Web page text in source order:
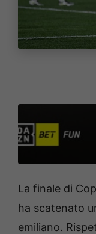
La finale di
ha scatenato
emiliano.